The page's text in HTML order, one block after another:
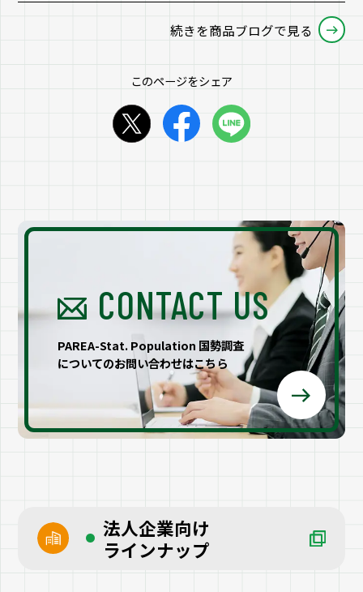
続きを商品ブログで見る
このページをシェア
CONTACT US
PAREA-Stat. Population 国勢調査
についてのお問い合わせはこちら
法人企業向け
ラインナップ